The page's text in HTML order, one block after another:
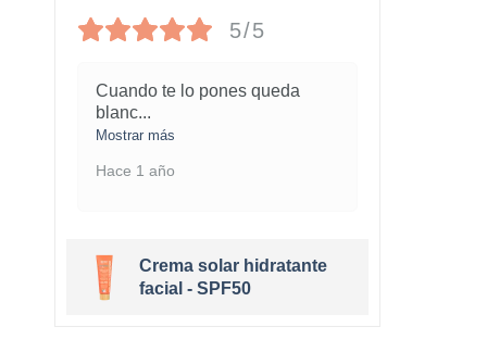
5/5
Cuando te lo pones queda
blanc...
Mostrar más
Hace 1 año
Crema solar hidratante
facial - SPF50